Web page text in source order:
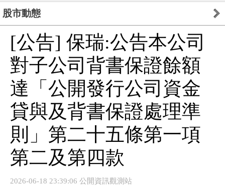
股市動態
[公告] 保瑞:公告本公司
對子公司背書保證餘額
達「公開發行公司資金
貸與及背書保證處理準
則」第二十五條第一項
第二及第四款
2026-06-18 23:39:06 公開資訊觀測站